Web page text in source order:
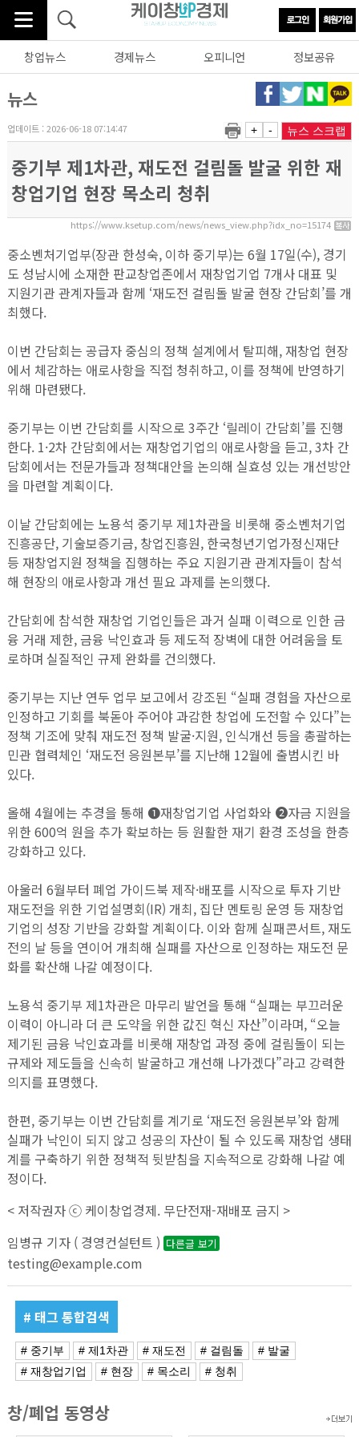
창업뉴스 경제뉴스 오피니언 정보공유
뉴스
업데이트 : 2026-06-18 07:14:47 + - 뉴스 스크랩
중기부 제1차관, 재도전 걸림돌 발굴 위한 재
창업기업 현장 목소리 청취
https://www.ksetup.com/news/news_view.php?idx_no=15174
중소벤처기업부(장관 한성숙, 이하 중기부)는 6월 17일(수), 경기
도 성남시에 소재한 판교창업존에서 재창업기업 7개사 대표 및
지원기관 관계자들과 함께 ‘재도전 걸림돌 발굴 현장 간담회’를 개
최했다.
이번 간담회는 공급자 중심의 정책 설계에서 탈피해, 재창업 현장
에서 체감하는 애로사항을 직접 청취하고, 이를 정책에 반영하기
위해 마련됐다.
중기부는 이번 간담회를 시작으로 3주간 ‘릴레이 간담회’를 진행
한다. 1·2차 간담회에서는 재창업기업의 애로사항을 듣고, 3차 간
담회에서는 전문가들과 정책대안을 논의해 실효성 있는 개선방안
을 마련할 계획이다.
이날 간담회에는 노용석 중기부 제1차관을 비롯해 중소벤처기업
진흥공단, 기술보증기금, 창업진흥원, 한국청년기업가정신재단
등 재창업지원 정책을 집행하는 주요 지원기관 관계자들이 참석
해 현장의 애로사항과 개선 필요 과제를 논의했다.
간담회에 참석한 재창업 기업인들은 과거 실패 이력으로 인한 금
융 거래 제한, 금융 낙인효과 등 제도적 장벽에 대한 어려움을 토
로하며 실질적인 규제 완화를 건의했다.
중기부는 지난 연두 업무 보고에서 강조된 “실패 경험을 자산으로
인정하고 기회를 북돋아 주어야 과감한 창업에 도전할 수 있다”는
정책 기조에 맞춰 재도전 정책 발굴·지원, 인식개선 등을 총괄하는
민관 협력체인 ‘재도전 응원본부’를 지난해 12월에 출범시킨 바
있다.
올해 4월에는 추경을 통해 ❶재창업기업 사업화와 ❷자금 지원을
위한 600억 원을 추가 확보하는 등 원활한 재기 환경 조성을 한층
강화하고 있다.
아울러 6월부터 폐업 가이드북 제작·배포를 시작으로 투자 기반
재도전을 위한 기업설명회(IR) 개최, 집단 멘토링 운영 등 재창업
기업의 성장 기반을 강화할 계획이다. 이와 함께 실패콘서트, 재도
전의 날 등을 연이어 개최해 실패를 자산으로 인정하는 재도전 문
화를 확산해 나갈 예정이다.
노용석 중기부 제1차관은 마무리 발언을 통해 “실패는 부끄러운
이력이 아니라 더 큰 도약을 위한 값진 혁신 자산”이라며, “오늘
제기된 금융 낙인효과를 비롯해 재창업 과정 중에 걸림돌이 되는
규제와 제도들을 신속히 발굴하고 개선해 나가겠다”라고 강력한
의지를 표명했다.
한편, 중기부는 이번 간담회를 계기로 ‘재도전 응원본부’와 함께
실패가 낙인이 되지 않고 성공의 자산이 될 수 있도록 재창업 생태
계를 구축하기 위한 정책적 뒷받침을 지속적으로 강화해 나갈 예
정이다.
< 저작권자 ⓒ 케이창업경제. 무단전재-재배포 금지 >
임병규 기자 ( 경영컨설턴트 ) 다른글 보기
testing@example.com
# 태그 통합검색
# 중기부 # 제1차관 # 재도전 # 걸림돌
# 발굴
# 재창업기업
# 현장 # 목소리 # 청취
창/폐업 동영상